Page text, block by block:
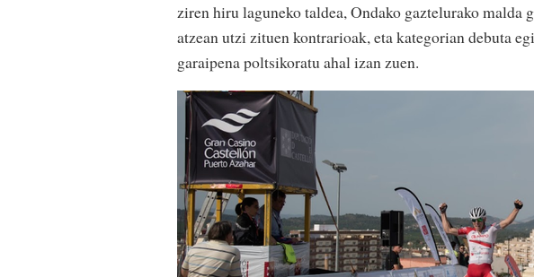
ziren hiru laguneko taldea, Ondako gaztelurako malda
atzean utzi zituen kontrarioak, eta kategorian debuta
garaipena poltsikoratu ahal izan zuen.